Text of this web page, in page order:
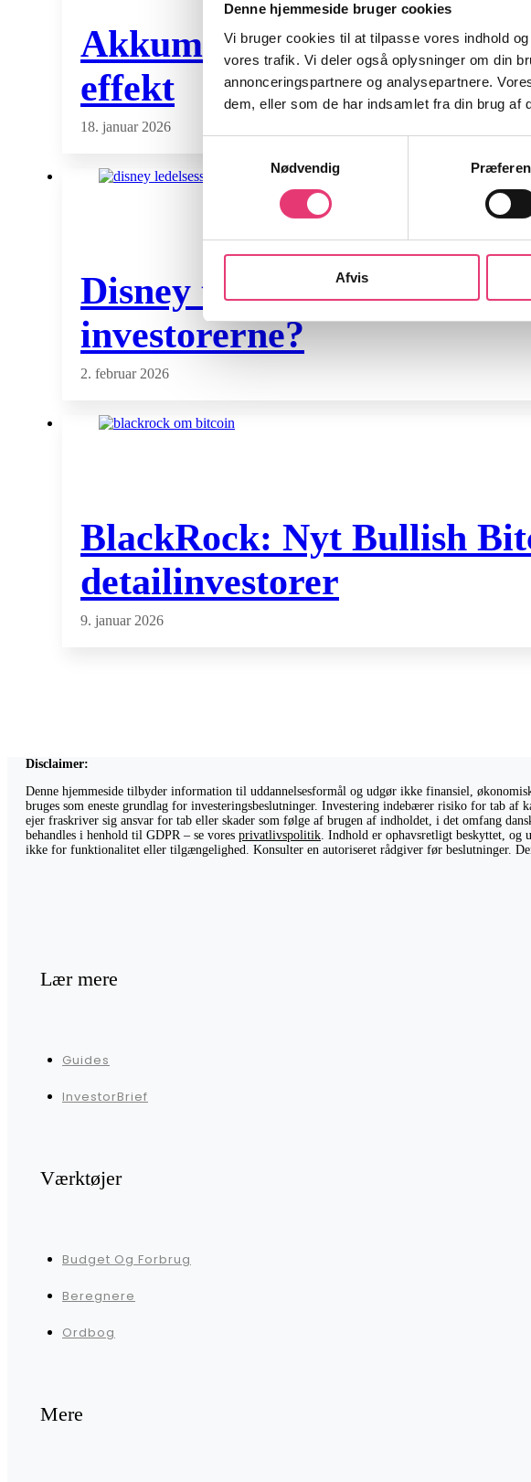
Denne hjemmeside bruger cookies
Vi bruger cookies til at tilpasse vores indhold
vores trafik. Vi deler også oplysninger om din
annonceringspartnere og analysepartnere.
dem, eller som de har indsamlet fra din brug af
Nødvendig
Afvis
Akkumulerende ETF
effekt
18. januar 2026
Disney tæt på at få ny
investorerne?
2. februar 2026
BlackRock: Nyt Bullish
detailinvestorer
9. januar 2026
Disclaimer:
Denne hjemmeside tilbyder information til uddannelsesformål og udgør ikke finansiel,
bruges som eneste grundlag for investeringsbeslutninger. Investering indebærer risiko for tab
ejer fraskriver sig ansvar for tab eller skader som følge af brugen af indholdet, i det omfang
behandles i henhold til GDPR – se vores privatlivspolitik. Indhold er ophavsretligt beskyttet, og
ikke for funktionalitet eller tilgængelighed. Konsulter en autoriseret rådgiver før beslutninger.
Lær mere
Guides
InvestorBrief
Værktøjer
Budget Og Forbrug
Beregnere
Ordbog
Mere